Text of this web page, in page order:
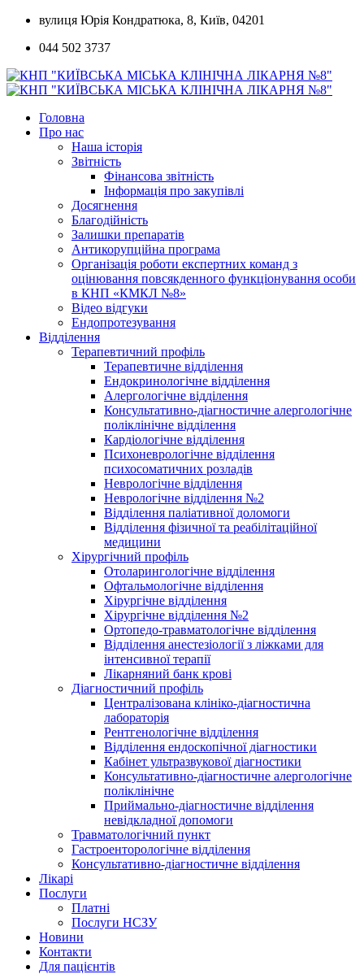
Skip
content
вулиця Юрія Кондратюка, 8, Київ, 04201
044 502 3737
Головна
Про нас
Наша історія
Звітність
Фінансова звітність
Інформація про закупівлі
Досягнення
Благодійність
Залишки препаратів
Антикорупційна програма
Організація роботи експертних команд з
оцінювання повсякденного функціонування особи
в КНП «КМКЛ №8»
Відео відгуки
Ендопротезування
Відділення
Терапевтичний профіль
Терапевтичне відділення
Ендокринологічне відділення
Алергологічне відділення
Консультативно-діагностичне алергологічне
поліклінічне відділення
Кардіологічне відділення
Психоневрологічне відділення
психосоматичних розладів
Неврологічне відділення
Неврологічне відділення №2
Відділення паліативної доломоги
Відділення фізичної та реабілітаційної
медицини
Хірургічний профіль
Отоларингологічне відділення
Офтальмологічне відділення
Хірургічне відділення
Хірургічне відділення №2
Ортопедо-травматологічне відділення
Відділення анестезіології з ліжками для
інтенсивної терапії
Лікарняний банк крові
Діагностичний профіль
Централізована клініко-діагностична
лабораторія
Рентгенологічне відділення
Відділення ендоскопічної діагностики
Кабінет ультразвукової діагностики
Консультативно-діагностичне алергологічне
поліклінічне
Приймально-діагностичне відділення
невідкладної допомоги
Травматологічний пункт
Гастроенторологічне відділення
Консультативно-діагностичне відділення
Лікарі
Послуги
Платні
Послуги НСЗУ
Новини
Контакти
Для пацієнтів